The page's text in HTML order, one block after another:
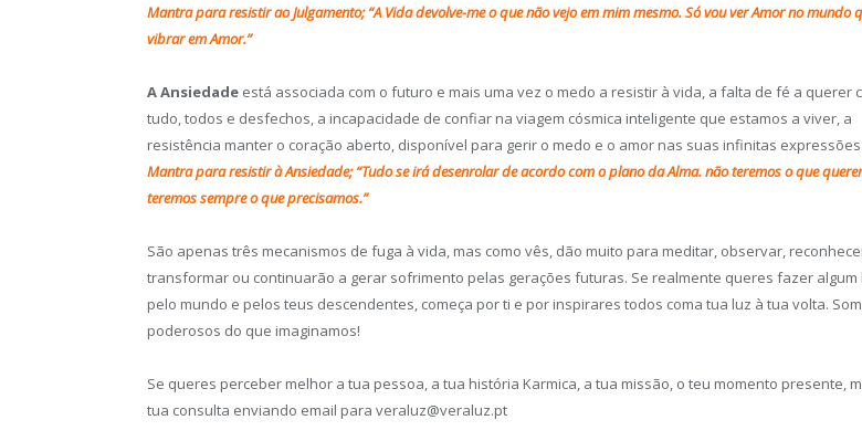
Mantra para resistir ao Julgamento; “A Vida devolve-me o que não vejo em mim mesmo. Só vou ver Amor no mundo
vibrar em Amor.”
A Ansiedade está associada com o futuro e mais uma vez o medo a resistir à vida, a falta de fé a querer
tudo, todos e desfechos, a incapacidade de confiar na viagem cósmica inteligente que estamos a viver, a
resistência manter o coração aberto, disponível para gerir o medo e o amor nas suas infinitas expressões.
Mantra para resistir à Ansiedade; “Tudo se irá desenrolar de acordo com o plano da Alma. não teremos o que
teremos sempre o que precisamos.”
São apenas três mecanismos de fuga à vida, mas como vês, dão muito para meditar, observar,
transformar ou continuarão a gerar sofrimento pelas gerações futuras. Se realmente queres fazer algum
pelo mundo e pelos teus descendentes, começa por ti e por inspirares todos coma tua luz à tua volta.
poderosos do que imaginamos!
Se queres perceber melhor a tua pessoa, a tua história Karmica, a tua missão, o teu momento presente,
tua consulta enviando email para veraluz@veraluz.pt